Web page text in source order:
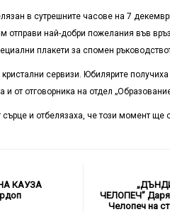
в сутрешните часове на 7
отправи най-добри пожелания във
плакети за спомен
сервизи. Юбилярите
и от отговорника на отдел
и отбелязаха, че този момент ще
КАУЗА
ЧЕЛОПЕЧ”
Челопеч на